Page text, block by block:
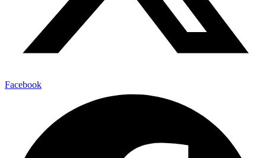
Facebook